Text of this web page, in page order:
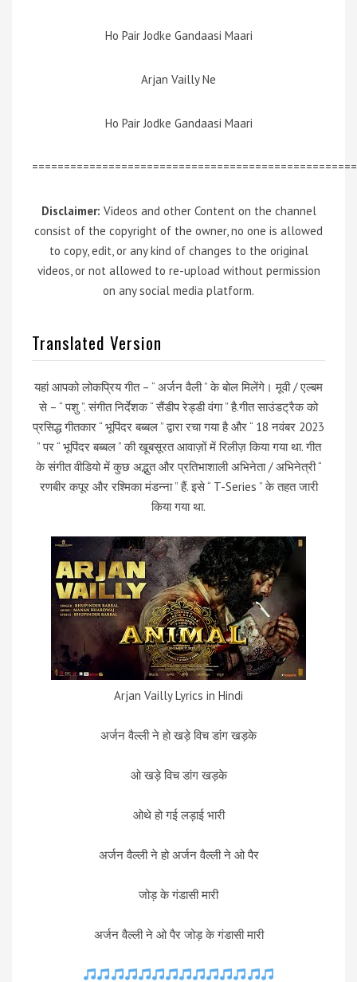
Ho Pair Jodke Gandaasi Maari
Arjan Vailly Ne
Ho Pair Jodke Gandaasi Maari
Disclaimer: Videos and other Content on the channel
consist of the copyright of the owner, no one is allowed
to copy, edit, or any kind of changes to the original
videos, or not allowed to re-upload without permission
on any social media platform.
Translated Version
यहां आपको लोकप्रिय गीत – “ अर्जन वैली ” के बोल मिलेंगे। मूवी / एल्बम
से – “ पशु ”. संगीत निर्देशक “ सैंडीप रेड्डी वंगा ” है.गीत साउंडट्रैक को
प्रसिद्ध गीतकार “ भूपिंदर बब्बल ” द्वारा रचा गया है और “ 18 नवंबर 2023
” पर “ भूपिंदर बब्बल ” की खूबसूरत आवाज़ों में रिलीज़ किया गया था. गीत
के संगीत वीडियो में कुछ अद्भुत और प्रतिभाशाली अभिनेता / अभिनेत्री “
रणबीर कपूर और रश्मिका मंडन्ना ” हैं. इसे “ T-Series ” के तहत जारी
किया गया था.
Arjan Vailly Lyrics in Hindi
अर्जन वैल्ली ने हो खड़े विच डांग खड़के
ओ खड़े विच डांग खड़के
ओथे हो गई लड़ाई भारी
अर्जन वैल्ली ने हो अर्जन वैल्ली ने ओ पैर
जोड़ के गंडासी मारी
अर्जन वैल्ली ने ओ पैर जोड़ के गंडासी मारी